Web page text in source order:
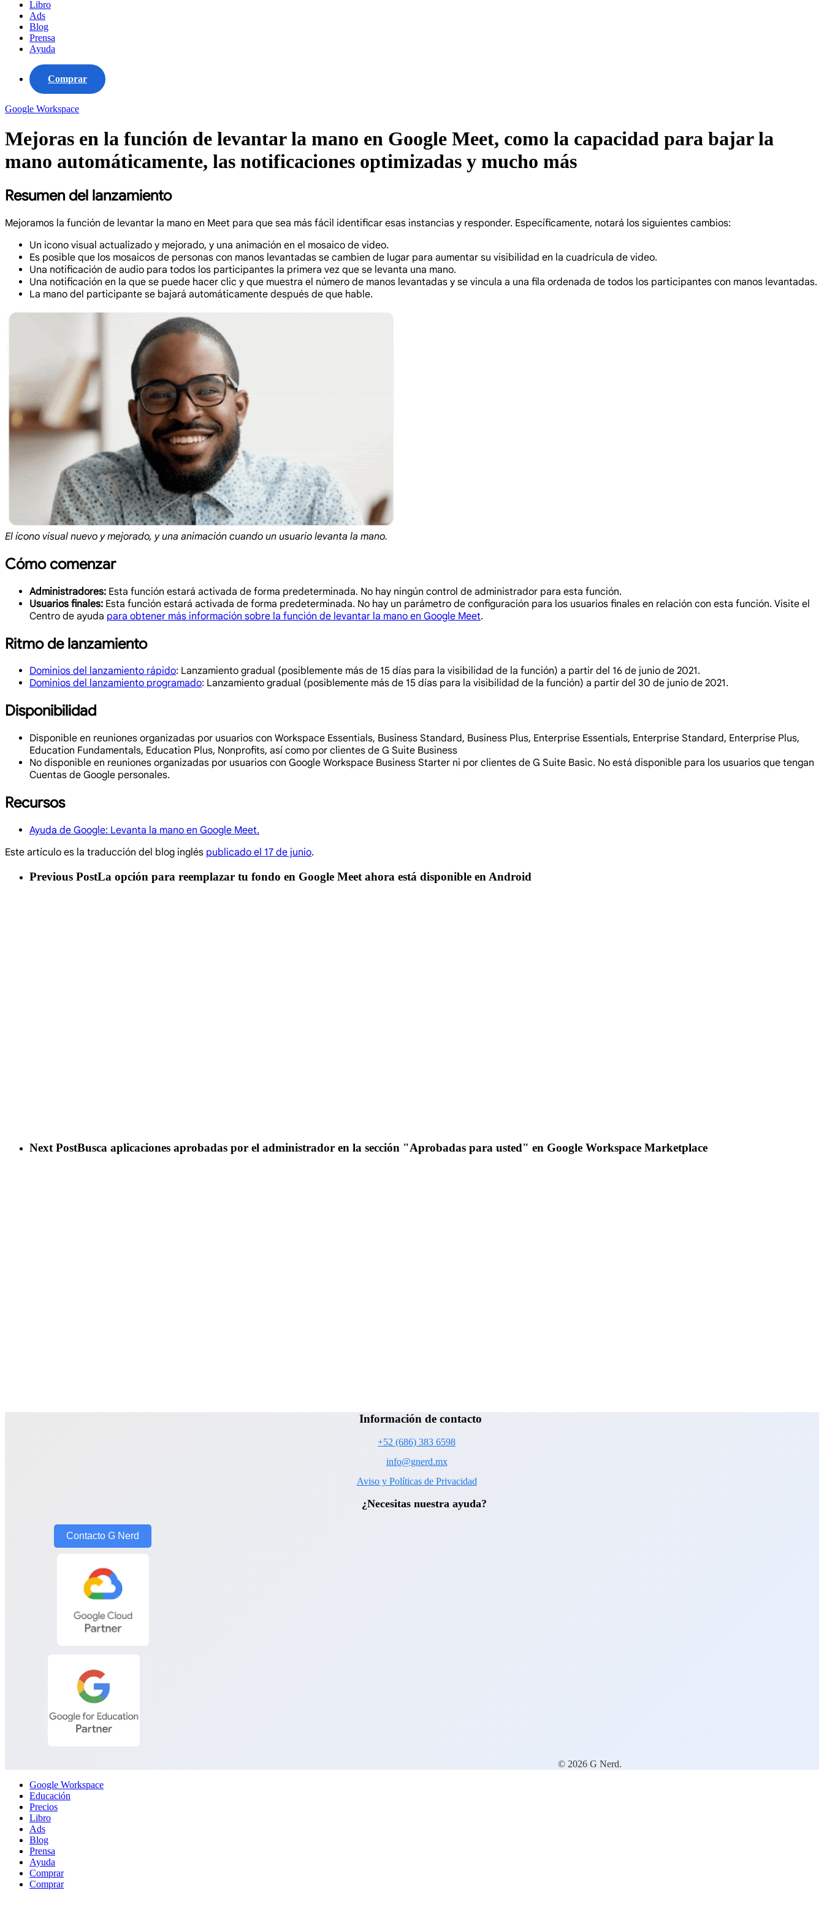
Libro
Ads
Blog
Prensa
Ayuda
Comprar
Google Workspace
Mejoras en la función de levantar la mano en Google Meet, como la capacidad para bajar la
mano automáticamente, las notificaciones optimizadas y mucho más
Resumen del lanzamiento
Mejoramos la función de levantar la mano en Meet para que sea más fácil identificar esas instancias y responder. Específicamente, notará los siguientes cambios:
Un icono visual actualizado y mejorado, y una animación en el mosaico de video.
Es posible que los mosaicos de personas con manos levantadas se cambien de lugar para aumentar su visibilidad en la cuadrícula de video.
Una notificación de audio para todos los participantes la primera vez que se levanta una mano.
Una notificación en la que se puede hacer clic y que muestra el número de manos levantadas y se vincula a una fila ordenada de todos los participantes con manos levantadas.
La mano del participante se bajará automáticamente después de que hable.
El ícono visual nuevo y mejorado, y una animación cuando un usuario levanta la mano.
Cómo comenzar
Administradores: Esta función estará activada de forma predeterminada. No hay ningún control de administrador para esta función.
Usuarios finales: Esta función estará activada de forma predeterminada. No hay un parámetro de configuración para los usuarios finales en relación con esta función. Visite el
Centro de ayuda para obtener más información sobre la función de levantar la mano en Google Meet.
Ritmo de lanzamiento
Dominios del lanzamiento rápido: Lanzamiento gradual (posiblemente más de 15 días para la visibilidad de la función) a partir del 16 de junio de 2021.
Dominios del lanzamiento programado: Lanzamiento gradual (posiblemente más de 15 días para la visibilidad de la función) a partir del 30 de junio de 2021.
Disponibilidad
Disponible en reuniones organizadas por usuarios con Workspace Essentials, Business Standard, Business Plus, Enterprise Essentials, Enterprise Standard, Enterprise Plus,
Education Fundamentals, Education Plus, Nonprofits, así como por clientes de G Suite Business
No disponible en reuniones organizadas por usuarios con Google Workspace Business Starter ni por clientes de G Suite Basic. No está disponible para los usuarios que tengan
Cuentas de Google personales.
Recursos
Ayuda de Google: Levanta la mano en Google Meet.
Este artículo es la traducción del blog inglés publicado el 17 de junio.
Previous PostLa opción para reemplazar tu fondo en Google Meet ahora está disponible en Android
Next PostBusca aplicaciones aprobadas por el administrador en la sección "Aprobadas para usted" en Google Workspace Marketplace
Información de contacto
+52 (686) 383 6598
info@gnerd.mx
Aviso y Políticas de Privacidad
¿Necesitas nuestra ayuda?
Contacto G Nerd
© 2026 G Nerd.
Close
Menu
Google Workspace
Educación
Precios
Libro
Ads
Blog
Prensa
Ayuda
Comprar
Comprar